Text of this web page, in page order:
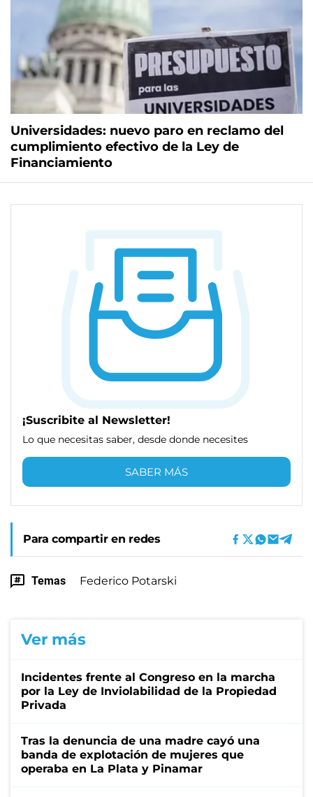
Universidades: nuevo paro en reclamo del
cumplimiento efectivo de la Ley de
Financiamiento
¡Suscribite al Newsletter!
Lo que necesitas saber, desde donde necesites
SABER MÁS
Para compartir en redes
Temas Federico Potarski
Ver más
Incidentes frente al Congreso en la marcha
por la Ley de Inviolabilidad de la Propiedad
Privada
Tras la denuncia de una madre cayó una
banda de explotación de mujeres que
operaba en La Plata y Pinamar